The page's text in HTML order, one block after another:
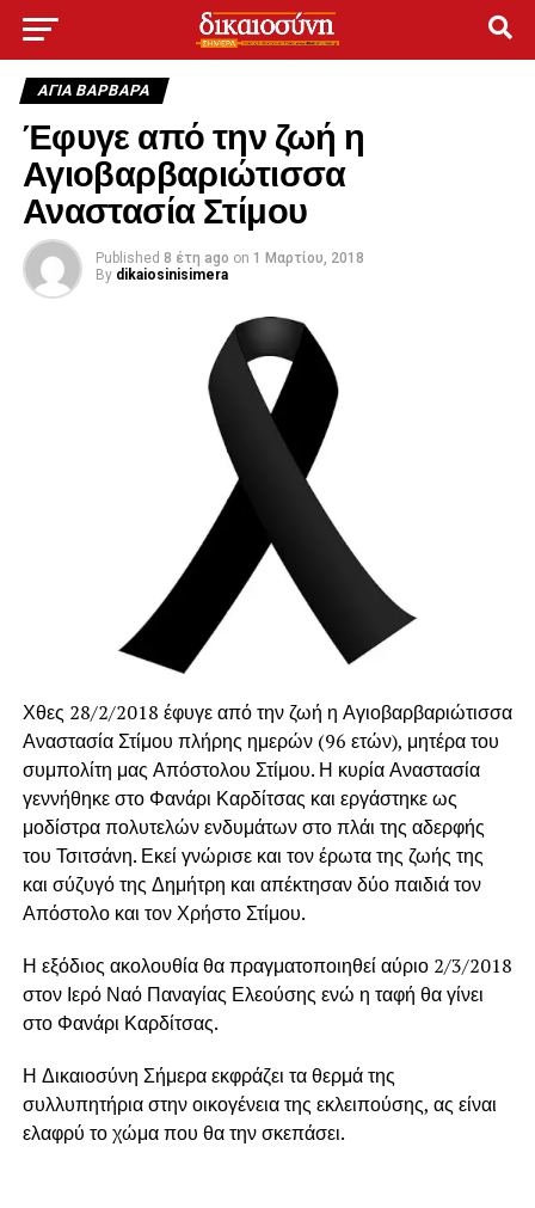
ΑΓΙΑ ΒΑΡΒΑΡΑ
Έφυγε από την ζωή η
Αγιοβαρβαριώτισσα
Αναστασία Στίμου
Published 8 έτη ago on 1 Μαρτίου, 2018
By dikaiosinisimera
Χθες 28/2/2018 έφυγε από την ζωή η Αγιοβαρβαριώτισσα
Αναστασία Στίμου πλήρης ημερών (96 ετών), μητέρα του
συμπολίτη μας Απόστολου Στίμου. Η κυρία Αναστασία
γεννήθηκε στο Φανάρι Καρδίτσας και εργάστηκε ως
μοδίστρα πολυτελών ενδυμάτων στο πλάι της αδερφής
του Τσιτσάνη. Εκεί γνώρισε και τον έρωτα της ζωής της
και σύζυγό της Δημήτρη και απέκτησαν δύο παιδιά τον
Απόστολο και τον Χρήστο Στίμου.
Η εξόδιος ακολουθία θα πραγματοποιηθεί αύριο 2/3/2018
στον Ιερό Ναό Παναγίας Ελεούσης ενώ η ταφή θα γίνει
στο Φανάρι Καρδίτσας.
Η Δικαιοσύνη Σήμερα εκφράζει τα θερμά της
συλλυπητήρια στην οικογένεια της εκλειπούσης, ας είναι
ελαφρύ το χώμα που θα την σκεπάσει.